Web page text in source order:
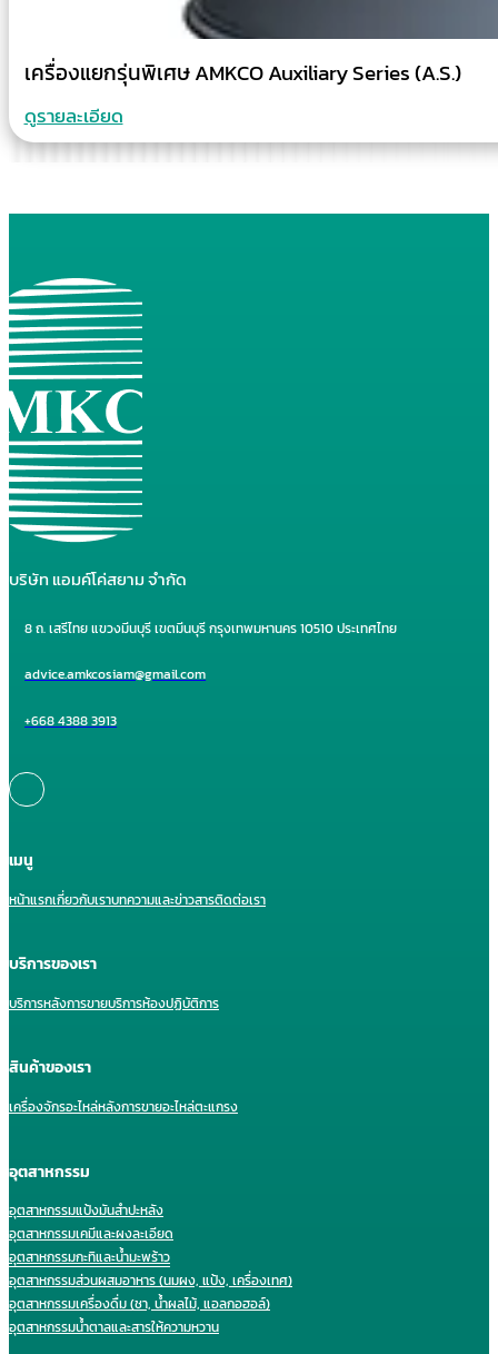
เครื่องแยกรุ่นพิเศษ AMKCO Auxiliary Series (A.S.)
ดูรายละเอียด
บริษัท แอมค์โค่สยาม จำกัด
8 ถ. เสรีไทย แขวงมีนบุรี เขตมีนบุรี กรุงเทพมหานคร 10510 ประเทศไทย
advice.amkcosiam@gmail.com
+668 4388 3913
เมนู
หน้าแรกเกี่ยวกับเราบทความและข่าวสารติดต่อเรา
บริการของเรา
บริการหลังการขายบริการห้องปฏิบัติการ
สินค้าของเรา
เครื่องจักรอะไหล่หลังการขายอะไหล่ตะแกรง
อุตสาหกรรม
อุตสาหกรรมแป้งมันสำปะหลัง
อุตสาหกรรมเคมีและผงละเอียด
อุตสาหกรรมกะทิและน้ำมะพร้าว
อุตสาหกรรมส่วนผสมอาหาร (นมผง, แป้ง, เครื่องเทศ)
อุตสาหกรรมเครื่องดื่ม (ชา, น้ำผลไม้, แอลกอฮอล์)
อุตสาหกรรมน้ำตาลและสารให้ความหวาน